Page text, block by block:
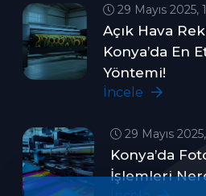
29 Mayıs 2025,
Açık Hava
Konya’da En
Yöntemi!
İncele
29 Mayıs 2025,
Konya’da
İşlemleri